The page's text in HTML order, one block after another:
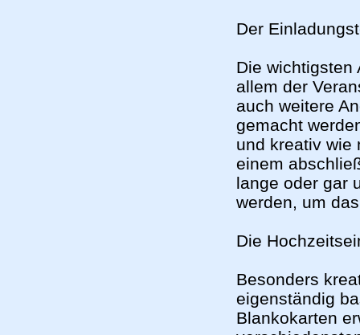
Der
Die wichtigsten
allem der
auch weitere
gemacht
und kreativ wie
einem
lange oder gar
werden, um
Die
Besonders
eigenständig
Blankokarten